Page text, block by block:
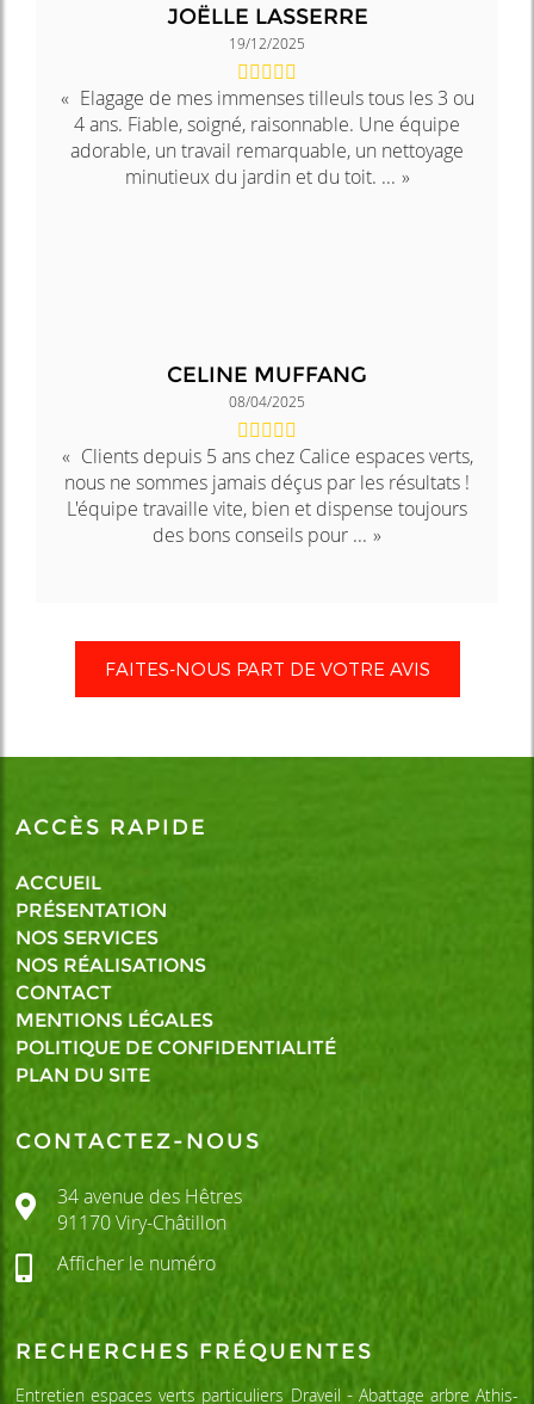
JOËLLE LASSERRE
19/12/2025
Elagage de mes immenses tilleuls tous les 3 ou
4 ans. Fiable, soigné, raisonnable. Une équipe
adorable, un travail remarquable, un nettoyage
minutieux du jardin et du toit. ...
CELINE MUFFANG
08/04/2025
Clients depuis 5 ans chez Calice espaces verts,
nous ne sommes jamais déçus par les résultats !
L'équipe travaille vite, bien et dispense toujours
des bons conseils pour ...
FAITES-NOUS PART DE VOTRE AVIS
ACCÈS RAPIDE
ACCUEIL
PRÉSENTATION
NOS SERVICES
NOS RÉALISATIONS
CONTACT
MENTIONS LÉGALES
POLITIQUE DE CONFIDENTIALITÉ
PLAN DU SITE
CONTACTEZ-NOUS
34 avenue des Hêtres
91170 Viry-Châtillon
Afficher le numéro
RECHERCHES FRÉQUENTES
Entretien espaces verts particuliers Draveil Abattage arbre Athis-